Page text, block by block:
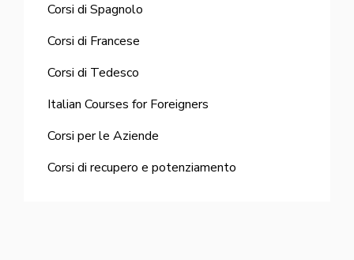
Corsi di Spagnolo
Corsi di Francese
Corsi di Tedesco
Italian Courses for Foreigners
Corsi per le Aziende
Corsi di recupero e potenziamento